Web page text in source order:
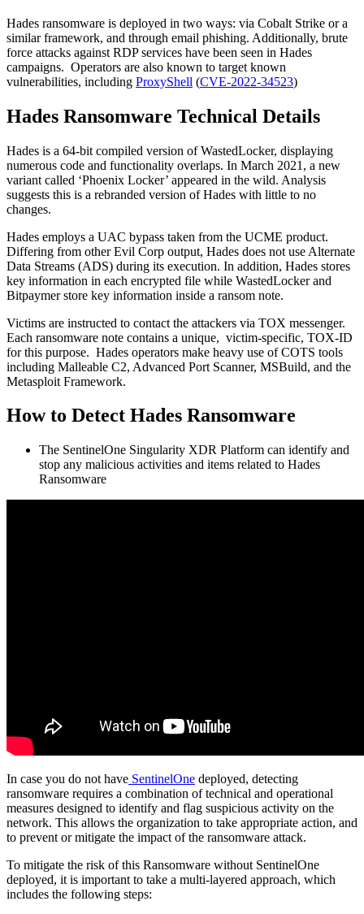
Hades ransomware is deployed in two ways: via Cobalt Strike or a
similar framework, and through email phishing. Additionally, brute
force attacks against RDP services have been seen in Hades
campaigns. Operators are also known to target known
vulnerabilities, including ProxyShell (CVE-2022-34523)
Hades Ransomware Technical Details
Hades is a 64-bit compiled version of WastedLocker, displaying
numerous code and functionality overlaps. In March 2021, a new
variant called ‘Phoenix Locker’ appeared in the wild. Analysis
suggests this is a rebranded version of Hades with little to no
changes.
Hades employs a UAC bypass taken from the UCME product.
Differing from other Evil Corp output, Hades does not use Alternate
Data Streams (ADS) during its execution. In addition, Hades stores
key information in each encrypted file while WastedLocker and
Bitpaymer store key information inside a ransom note.
Victims are instructed to contact the attackers via TOX messenger.
Each ransomware note contains a unique, victim-specific, TOX-ID
for this purpose. Hades operators make heavy use of COTS tools
including Malleable C2, Advanced Port Scanner, MSBuild, and the
Metasploit Framework.
How to Detect Hades Ransomware
The SentinelOne Singularity XDR Platform can identify and
stop any malicious activities and items related to Hades
Ransomware
In case you do not have SentinelOne deployed, detecting
ransomware requires a combination of technical and operational
measures designed to identify and flag suspicious activity on the
network. This allows the organization to take appropriate action, and
to prevent or mitigate the impact of the ransomware attack.
To mitigate the risk of this Ransomware without SentinelOne
deployed, it is important to take a multi-layered approach, which
includes the following steps: